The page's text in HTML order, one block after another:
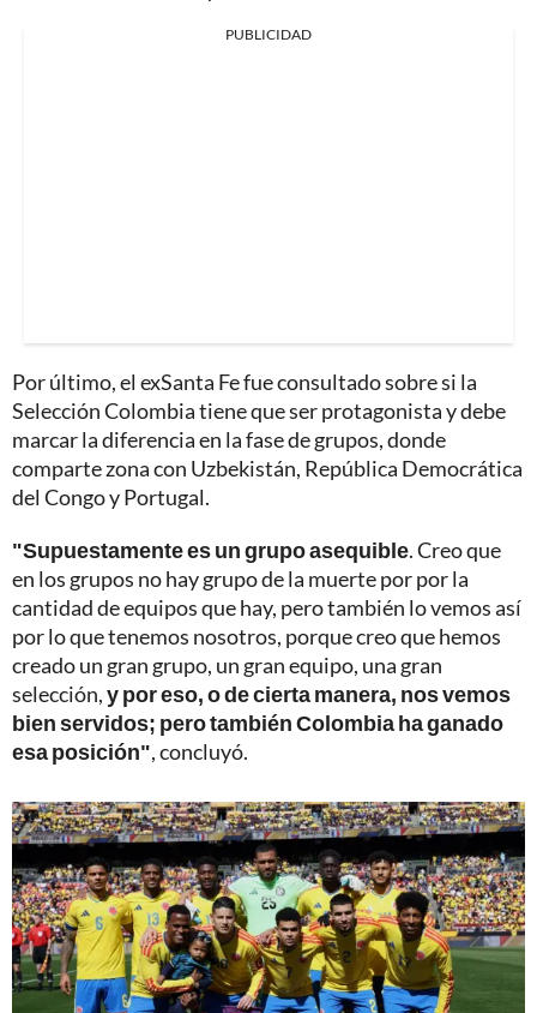
PUBLICIDAD
Por último, el exSanta Fe fue consultado sobre si la
Selección Colombia tiene que ser protagonista y debe
marcar la diferencia en la fase de grupos, donde
comparte zona con Uzbekistán, República Democrática
del Congo y Portugal.
"Supuestamente es un grupo asequible. Creo que
en los grupos no hay grupo de la muerte por por la
cantidad de equipos que hay, pero también lo vemos así
por lo que tenemos nosotros, porque creo que hemos
creado un gran grupo, un gran equipo, una gran
selección,y por eso, o de cierta manera, nos vemos
bien servidos; pero también Colombia ha ganado
esa posición", concluyó.